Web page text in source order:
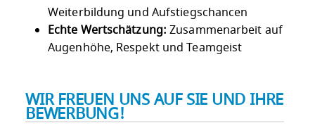
Weiterbildung und Aufstiegschancen
Echte Wertschätzung: Zusammenarbeit auf
Augenhöhe, Respekt und Teamgeist
WIR FREUEN UNS AUF SIE UND IHRE
BEWERBUNG!